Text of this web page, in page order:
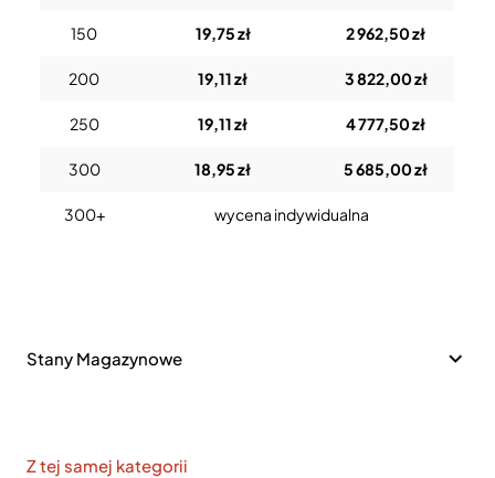
150 19,75 zł 2 962,50 zł
200 19,11 zł 3 822,00 zł
250 19,11 zł 4 777,50 zł
300 18,95 zł 5 685,00 zł
300+ wycena indywidualna
Stany Magazynowe
Z tej samej kategorii